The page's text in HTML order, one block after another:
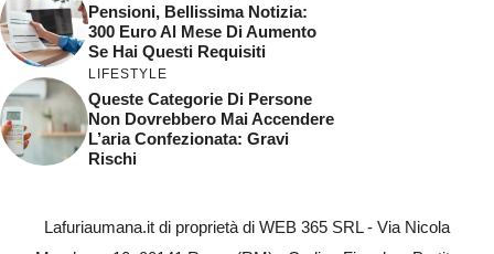
Pensioni, Bellissima Notizia:
300 Euro Al Mese Di Aumento
Se Hai Questi Requisiti
LIFESTYLE
Queste Categorie Di Persone
Non Dovrebbero Mai Accendere
L’aria Confezionata: Gravi
Rischi
Lafuriaumana.it di proprietà di WEB 365 SRL - Via Nicola